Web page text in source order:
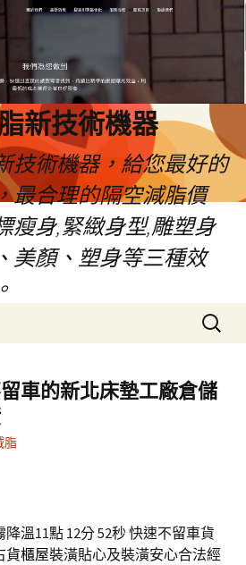
新技術機器
技術機器，給您最好的
最合理的隔空減脂價
瘦身,緊緻身型,雕塑身
美顏、塑身等三種效
搜
尋
鍵
字:
車的新北床墊工廠倉儲
脂
溫11點 12分 52秒快速不留車貨
貨櫃屋裝潢貼心及裝潢安心合法經